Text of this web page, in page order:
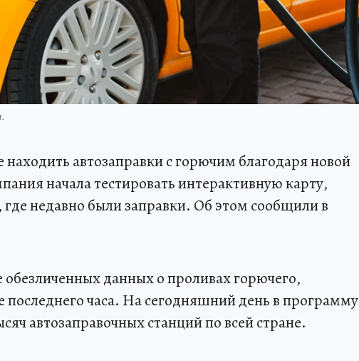
находить автозаправки с горючим благодаря новой
начала тестировать интерактивную карту,
недавно были заправки. Об этом сообщили в
обезличенных данных о проливах горючего,
часа. На сегодняшний день в программу
автозаправочных станций по всей стране.